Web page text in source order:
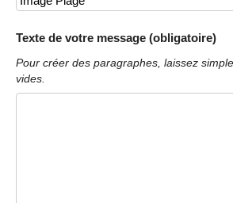
Texte de votre message (obligatoire)
Pour créer des paragraphes, laissez
vides.